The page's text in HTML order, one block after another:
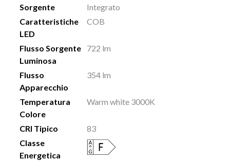
Sorgente
Integrato
Caratteristiche
LED
COB
Flusso Sorgente
Luminosa
722 lm
Flusso
Apparecchio
354 lm
Temperatura
Colore
Warm white 3000K
CRI Tipico
83
Classe
Energetica